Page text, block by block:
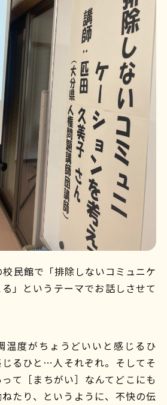
民館で「排除しないコミュニケ
」という テーマでお話しさせて
温度がちょうどいいと感じるひ
るひと…人それぞれ。そしてそ
て［まちがい］なんてどこにも
たり、というように、不快の伝